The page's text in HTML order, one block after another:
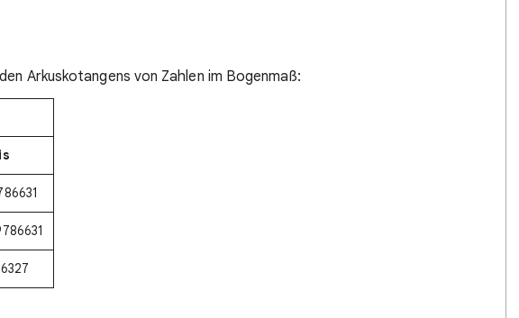
Arkuskotangens von Zahlen im Bogenmaß: